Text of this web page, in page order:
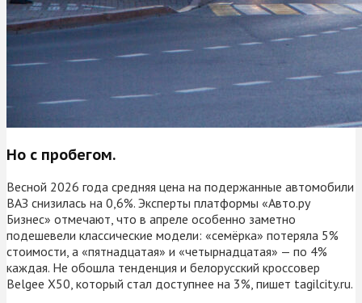
Но с пробегом.
Весной 2026 года средняя цена на подержанные автомобили
ВАЗ снизилась на 0,6%. Эксперты платформы «Авто.ру
Бизнес» отмечают, что в апреле особенно заметно
подешевели классические модели: «семёрка» потеряла 5%
стоимости, а «пятнадцатая» и «четырнадцатая» — по 4%
каждая. Не обошла тенденция и белорусский кроссовер
Belgee X50, который стал доступнее на 3%, пишет tagilcity.ru.